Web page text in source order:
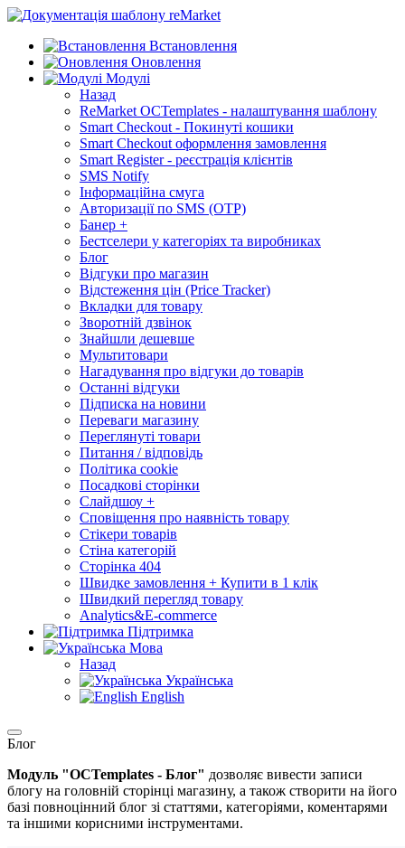
Встановлення
Оновлення
Модулі
Назад
ReMarket OCTemplates - налаштування шаблону
Smart Checkout - Покинуті кошики
Smart Checkout оформлення замовлення
Smart Register - реєстрація клієнтів
SMS Notify
Інформаційна смуга
Авторизації по SMS (OTP)
Банер +
Бестселери у категоріях та виробниках
Блог
Відгуки про магазин
Відстеження цін (Price Tracker)
Вкладки для товару
Зворотній дзвінок
Знайшли дешевше
Мультитовари
Нагадування про відгуки до товарів
Останні відгуки
Підписка на новини
Переваги магазину
Переглянуті товари
Питання / відповідь
Політика cookie
Посадкові сторінки
Слайдшоу +
Сповіщення про наявність товару
Стікери товарів
Стіна категорій
Сторінка 404
Швидке замовлення + Купити в 1 клік
Швидкий перегляд товару
Analytics&E-commerce
Підтримка
Мова
Назад
Українська
English
Блог
Модуль "OСTemplates - Блог" дозволяє вивести записи
блогу на головній сторінці магазину, а також створити на його
базі повноцінний блог зі статтями, категоріями, коментарями
та іншими корисними інструментами.